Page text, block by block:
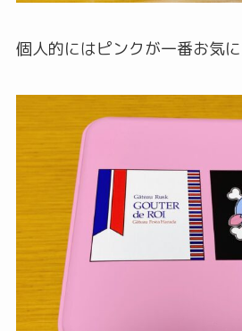
個人的にはピンクが一番お気に